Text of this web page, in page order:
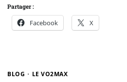
Partager :
Facebook X
BLOG LE VO2MAX